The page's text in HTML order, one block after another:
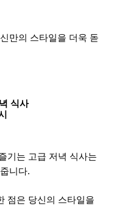
만의 스타일을 더욱 돋
식사
기는 고급 저녁 식사는
니다.
점은 당신의 스타일을